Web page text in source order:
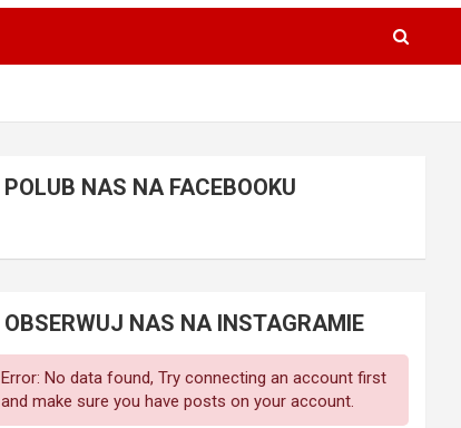
POLUB NAS NA FACEBOOKU
OBSERWUJ NAS NA INSTAGRAMIE
Error: No data found, Try connecting an account first
and make sure you have posts on your account.